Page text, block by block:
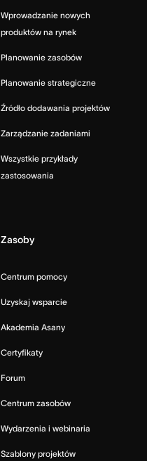
Wprowadzanie nowych
produktów na rynek
Planowanie zasobów
Planowanie strategiczne
Źródło dodawania projektów
Zarządzanie zadaniami
Wszystkie przykłady
zastosowania
Zasoby
Centrum pomocy
Uzyskaj wsparcie
Akademia Asany
Certyfikaty
Forum
Centrum zasobów
Wydarzenia i webinaria
Szablony projektów